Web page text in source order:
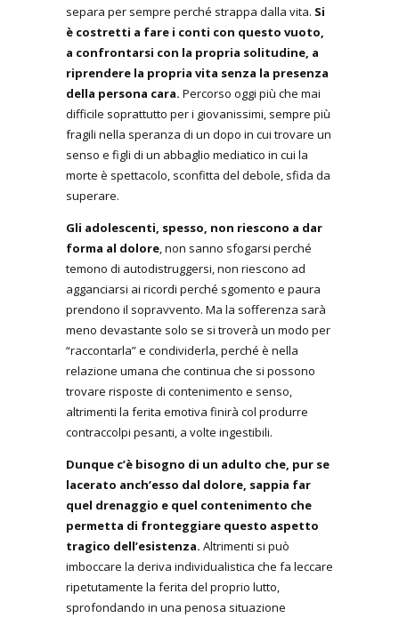
separa per sempre perché strappa dalla vita. Si
è costretti a fare i conti con questo vuoto,
a confrontarsi con la propria solitudine, a
riprendere la propria vita senza la presenza
della persona cara. Percorso oggi più che mai
difficile soprattutto per i giovanissimi, sempre più
fragili nella speranza di un dopo in cui trovare un
senso e figli di un abbaglio mediatico in cui la
morte è spettacolo, sconfitta del debole, sfida da
superare.
Gli adolescenti, spesso, non riescono a dar
forma al dolore, non sanno sfogarsi perché
temono di autodistruggersi, non riescono ad
agganciarsi ai ricordi perché sgomento e paura
prendono il sopravvento. Ma la sofferenza sarà
meno devastante solo se si troverà un modo per
“raccontarla” e condividerla, perché è nella
relazione umana che continua che si possono
trovare risposte di contenimento e senso,
altrimenti la ferita emotiva finirà col produrre
contraccolpi pesanti, a volte ingestibili.
Dunque c’è bisogno di un adulto che, pur se
lacerato anch’esso dal dolore, sappia far
quel drenaggio e quel contenimento che
permetta di fronteggiare questo aspetto
tragico dell’esistenza. Altrimenti si può
imboccare la deriva individualistica che fa leccare
ripetutamente la ferita del proprio lutto,
sprofondando in una penosa situazione